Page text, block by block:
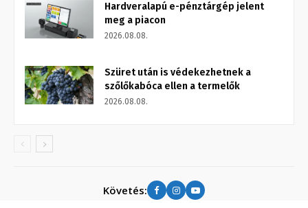
Hardveralapú e-pénztárgép jelent
meg a piacon
2026.08.08.
Szüret után is védekezhetnek a
szőlőkabóca ellen a termelők
2026.08.08.
Követés: